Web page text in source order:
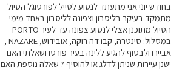
בחודש יוני אני מתעתד לנסוע לטייל לפורטוגל הטיול
מתמקד בעיקר בליסבון וצפונה לליסבון באחד מימי
הטיול מתוכנן אצלי לנסוע צפונה עד לעיר PORTO
במסלול: סינטרה, קבו דה רוקה, אובידוש, NAZARE ,
אביירו ולבסוף להגיע ללינה בעיר פורטו ושאלתי האם
ישנן עיירות שניתן לדלג או להוסיף ? שאלה נוספת האם